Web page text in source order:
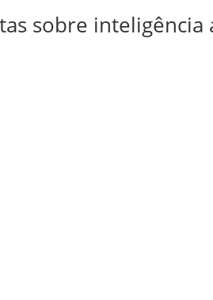
sobre inteligência